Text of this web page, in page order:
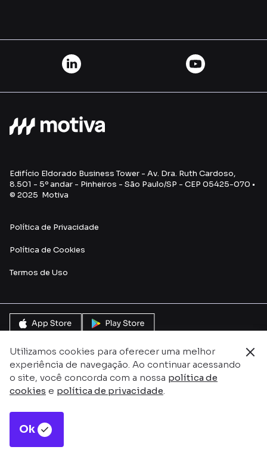
Utilizamos cookies para oferecer uma melhor
experiência de navegação. Ao continuar acessando
o site, você concorda com a nossa política de
cookies e política de privacidade.
Ok
Edifício Eldorado Business Tower - Av. Dra. Ruth Cardoso,
8.501 - 5º andar - Pinheiros - São Paulo/SP - CEP 05425-070 •
© 2025 Motiva
Política de Privacidade
Política de Cookies
Termos de Uso
Este site é protegido pelo reCAPTCHA e pela
Privacidadee